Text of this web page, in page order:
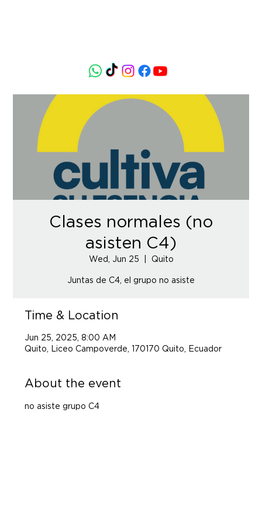
Clases normales (no
asisten C4)
Wed, Jun 25 Quito
Juntas de C4, el grupo no asiste
Time & Location
Jun 25, 2025, 8:00 AM
Quito, Liceo Campoverde, 170170 Quito, Ecuador
About the event
no asiste grupo C4